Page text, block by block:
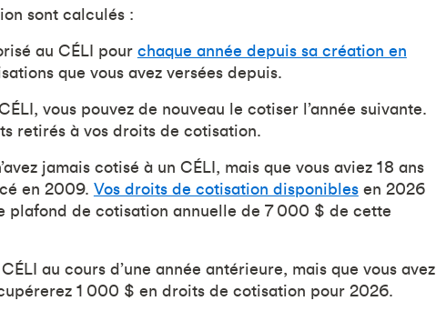
sont calculés :
au CÉLI pour chaque année depuis sa création en
que vous avez versées depuis.
vous pouvez de nouveau le cotiser l’année suivante.
retirés à vos droits de cotisation.
jamais cotisé à un CÉLI, mais que vous aviez 18 ans
en 2009. Vos droits de cotisation disponiblesen 2026
plafond de cotisation annuelle de 7 000 $ de cette
au cours d’une année antérieure, mais que vous avez
1 000 $ en droits de cotisation pour 2026.